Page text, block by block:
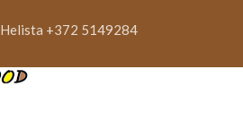
Helista +372 5149284